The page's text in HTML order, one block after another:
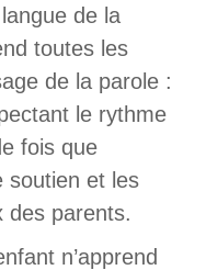
de la
toutes les
de la parole :
le rythme
fois que
soutien et les
des parents.
n’apprend